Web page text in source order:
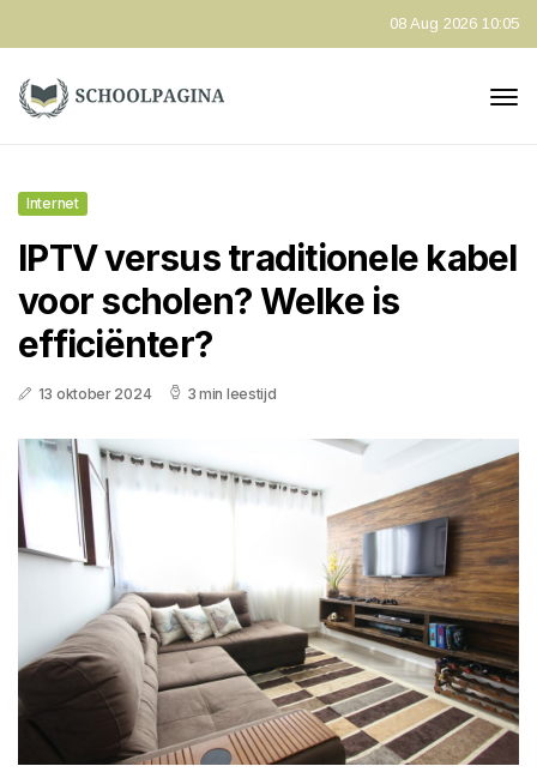
08 Aug 2026 10:05
Internet
IPTV versus traditionele kabel
voor scholen? Welke is
efficiënter?
13 oktober 2024 3 min leestijd